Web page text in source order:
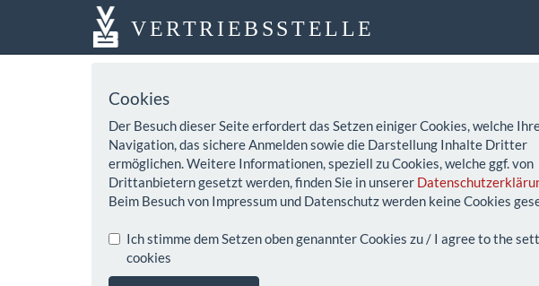
VERTRIEBSSTELLE
Cookies
Der Besuch dieser Seite erfordert das Setzen einiger Cookies, welche
Navigation, das sichere Anmelden sowie die Darstellung Inhalte Dritter
ermöglichen. Weitere Informationen, speziell zu Cookies, welche ggf. von
Drittanbietern gesetzt werden, finden Sie in unserer
Beim Besuch von Impressum und Datenschutz werden keine Cookies
Ich stimme dem Setzen oben genannter Cookies zu / I agree to the
cookies